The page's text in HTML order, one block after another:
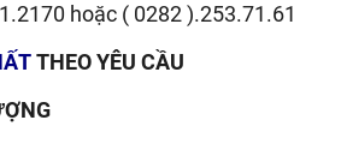
hoặc ( 0282 ).253.71.61
THEO YÊU CẦU